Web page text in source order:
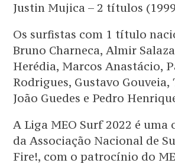
Justin Mujica – 2 títulos
Os surfistas com 1 título
Bruno Charneca, Almir
Herédia, Marcos Anastácio,
Rodrigues, Gustavo Gouveia,
João Guedes e Pedro
A Liga MEO Surf 2022 é uma
da Associação Nacional de
Fire!, com o patrocínio do